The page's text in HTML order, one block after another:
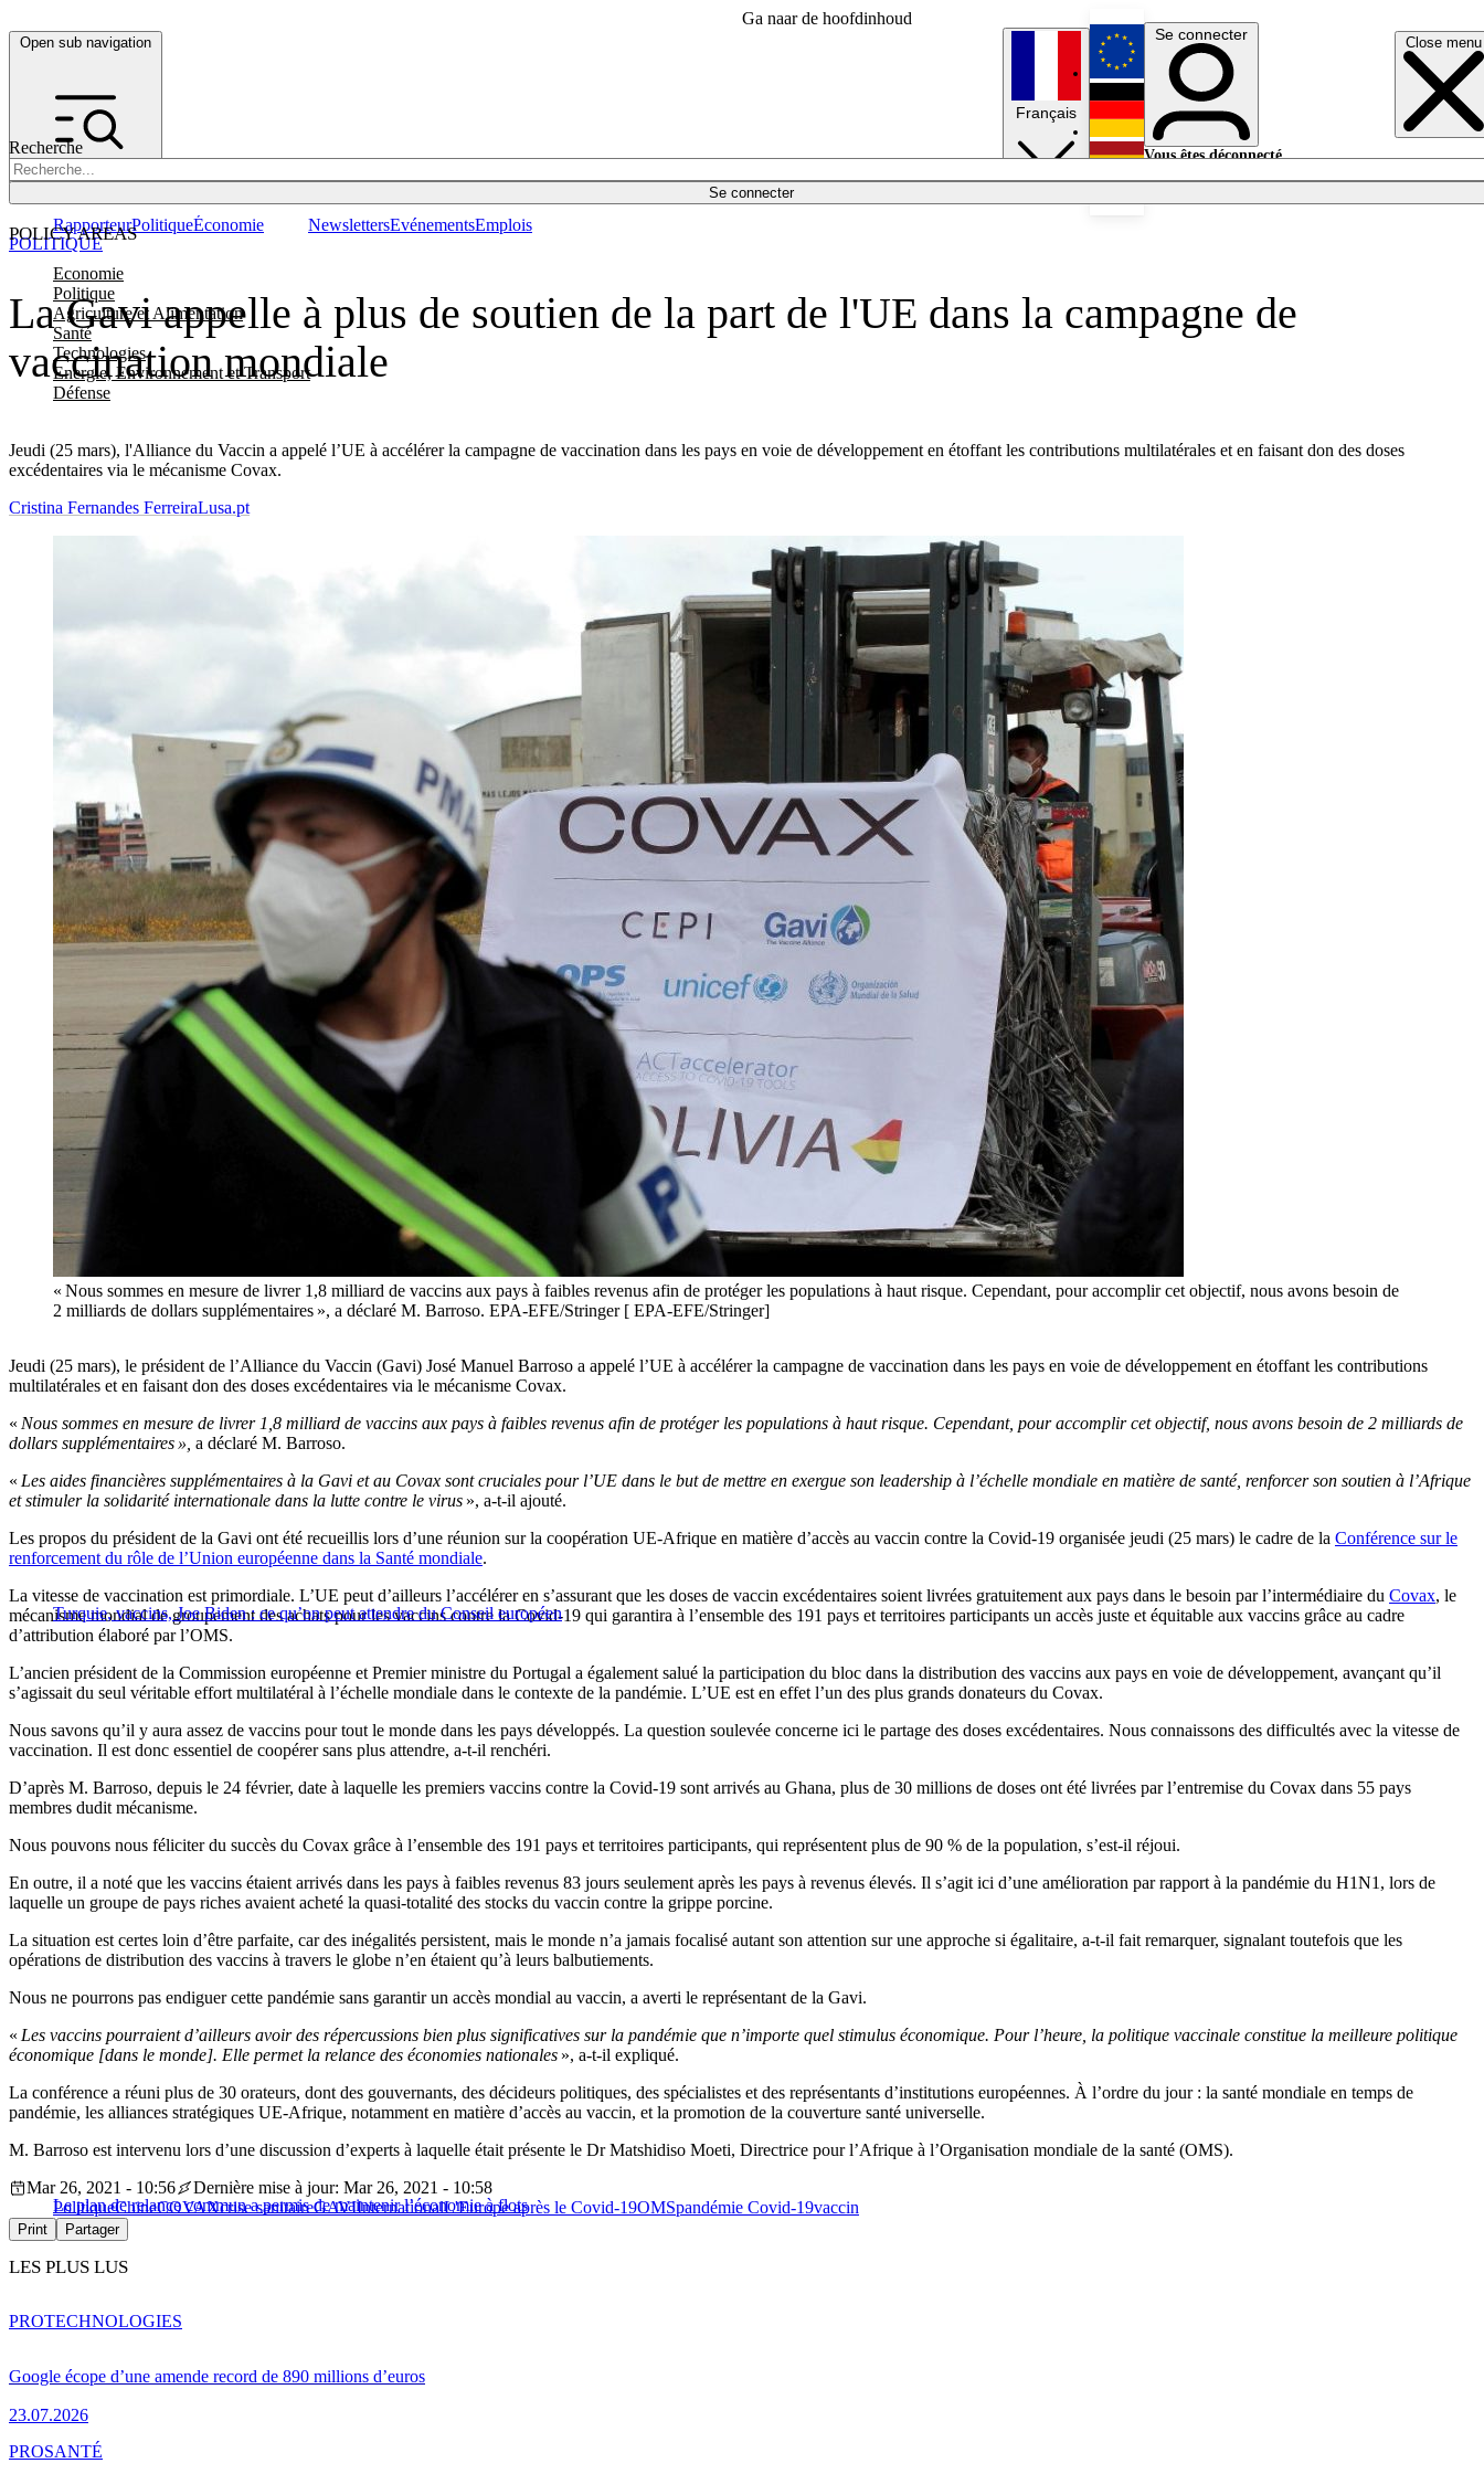
Ga naar de hoofdinhoud
Open sub navigation Close menu
Recherche
Se connecter
POLICY AREAS
Economie
Politique
Agriculture et Alimentation
Santé
Technologies
Energie, Environnement et Transport
Défense
RapporteurPolitiqueÉconomie NewslettersEvénementsEmplois
Français
English
Deutsch
Se connecter
Vous êtes déconnecté.
La Gavi appelle à plus de soutien de la part de l'UE dans la campagne de
vaccination mondiale
Jeudi (25 mars), l'Alliance du Vaccin a appelé l’UE à accélérer la campagne de vaccination dans les pays en voie de développement en étoffant les contributions multilatérales et en faisant don des doses
excédentaires via le mécanisme Covax.
POLITIQUE
Cristina Fernandes FerreiraLusa.pt
« Nous sommes en mesure de livrer 1,8 milliard de vaccins aux pays à faibles revenus afin de protéger les populations à haut risque. Cependant, pour accomplir cet objectif, nous avons besoin de
2 milliards de dollars supplémentaires », a déclaré M. Barroso. EPA-EFE/Stringer [ EPA-EFE/Stringer]
Jeudi (25 mars), le président de l’Alliance du Vaccin (Gavi) José Manuel Barroso a appelé l’UE à accélérer la campagne de vaccination dans les pays en voie de développement en étoffant les contributions
multilatérales et en faisant don des doses excédentaires via le mécanisme Covax.
« Nous sommes en mesure de livrer 1,8 milliard de vaccins aux pays à faibles revenus afin de protéger les populations à haut risque. Cependant, pour accomplir cet objectif, nous avons besoin de 2 milliards de
dollars supplémentaires », a déclaré M. Barroso.
« Les aides financières supplémentaires à la Gavi et au Covax sont cruciales pour l’UE dans le but de mettre en exergue son leadership à l’échelle mondiale en matière de santé, renforcer son soutien à l’Afrique
et stimuler la solidarité internationale dans la lutte contre le virus », a-t-il ajouté.
Les propos du président de la Gavi ont été recueillis lors d’une réunion sur la coopération UE-Afrique en matière d’accès au vaccin contre la Covid-19 organisée jeudi (25 mars) le cadre de la Conférence sur le
renforcement du rôle de l’Union européenne dans la Santé mondiale.
Turquie, vaccins, Joe Biden : ce qu’on peut attendre du Conseil européen
La vitesse de vaccination est primordiale. L’UE peut d’ailleurs l’accélérer en s’assurant que les doses de vaccin excédentaires soient livrées gratuitement aux pays dans le besoin par l’intermédiaire du Covax, le
mécanisme mondial de groupement des achats pour les vaccins contre la Covid-19 qui garantira à l’ensemble des 191 pays et territoires participants un accès juste et équitable aux vaccins grâce au cadre
d’attribution élaboré par l’OMS.
L’ancien président de la Commission européenne et Premier ministre du Portugal a également salué la participation du bloc dans la distribution des vaccins aux pays en voie de développement, avançant qu’il
s’agissait du seul véritable effort multilatéral à l’échelle mondiale dans le contexte de la pandémie. L’UE est en effet l’un des plus grands donateurs du Covax.
Nous savons qu’il y aura assez de vaccins pour tout le monde dans les pays développés. La question soulevée concerne ici le partage des doses excédentaires. Nous connaissons des difficultés avec la vitesse de
vaccination. Il est donc essentiel de coopérer sans plus attendre, a-t-il renchéri.
D’après M. Barroso, depuis le 24 février, date à laquelle les premiers vaccins contre la Covid-19 sont arrivés au Ghana, plus de 30 millions de doses ont été livrées par l’entremise du Covax dans 55 pays
membres dudit mécanisme.
Nous pouvons nous féliciter du succès du Covax grâce à l’ensemble des 191 pays et territoires participants, qui représentent plus de 90 % de la population, s’est-il réjoui.
En outre, il a noté que les vaccins étaient arrivés dans les pays à faibles revenus 83 jours seulement après les pays à revenus élevés. Il s’agit ici d’une amélioration par rapport à la pandémie du H1N1, lors de
laquelle un groupe de pays riches avaient acheté la quasi-totalité des stocks du vaccin contre la grippe porcine.
La situation est certes loin d’être parfaite, car des inégalités persistent, mais le monde n’a jamais focalisé autant son attention sur une approche si égalitaire, a-t-il fait remarquer, signalant toutefois que les
opérations de distribution des vaccins à travers le globe n’en étaient qu’à leurs balbutiements.
Nous ne pourrons pas endiguer cette pandémie sans garantir un accès mondial au vaccin, a averti le représentant de la Gavi.
« Les vaccins pourraient d’ailleurs avoir des répercussions bien plus significatives sur la pandémie que n’importe quel stimulus économique. Pour l’heure, la politique vaccinale constitue la meilleure politique
économique [dans le monde]. Elle permet la relance des économies nationales », a-t-il expliqué.
La conférence a réuni plus de 30 orateurs, dont des gouvernants, des décideurs politiques, des spécialistes et des représentants d’institutions européennes. À l’ordre du jour : la santé mondiale en temps de
pandémie, les alliances stratégiques UE-Afrique, notamment en matière d’accès au vaccin, et la promotion de la couverture santé universelle.
M. Barroso est intervenu lors d’une discussion d’experts à laquelle était présente le Dr Matshidiso Moeti, Directrice pour l’Afrique à l’Organisation mondiale de la santé (OMS).
Le plan de relance commun a permis de maintenir l’économie à flots
Mar 26, 2021 - 10:56
Dernière mise à jour: Mar 26, 2021 - 10:58
PolitiqueChineCOVAXcrise sanitaireGAVIInternationalL'Europe après le Covid-19OMSpandémie Covid-19vaccin
Print Partager
LES PLUS LUS
Google écope d’une amende record de 890 millions d’euros
23.07.2026
PROTECHNOLOGIES
PROSANTÉ